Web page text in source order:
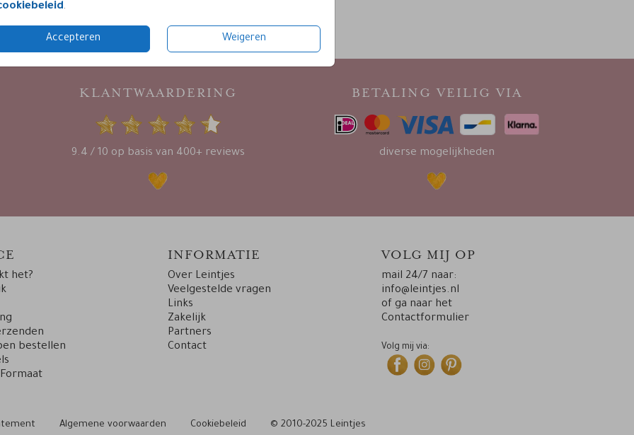
.
Accepteren Weigeren
KLANTWAARDERING
9.4 / 10 op basis van 400+ reviews
BETALING VEILIG VIA
diverse mogelijkheden
het?
bestellen
INFORMATIE
Over Leintjes
Veelgestelde vragen
Links
Zakelijk
Partners
Contact
VOLG MIJ OP
mail 24/7 naar:
info@leintjes.nl
of ga naar het
Contactformulier
Volg mij via:
Algemene voorwaarden Cookiebeleid © 2010-2025 Leintjes